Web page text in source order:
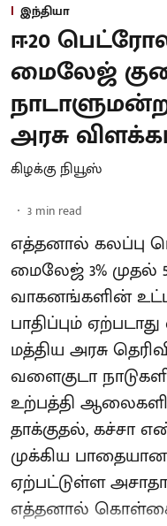
இந்தியா
ஈ20
மைலேஜ்
அரசு
கிழக்கு நியூஸ்
3 min read
எத்தனால் கலப்பு
மைலேஜ் 3% முதல்
வாகனங்களின்
பாதிப்பும்
மத்திய அரசு
வளைகுடா
உற்பத்தி
தாக்குதல்,
முக்கிய
ஏற்பட்டுள்ள
எத்தனால்